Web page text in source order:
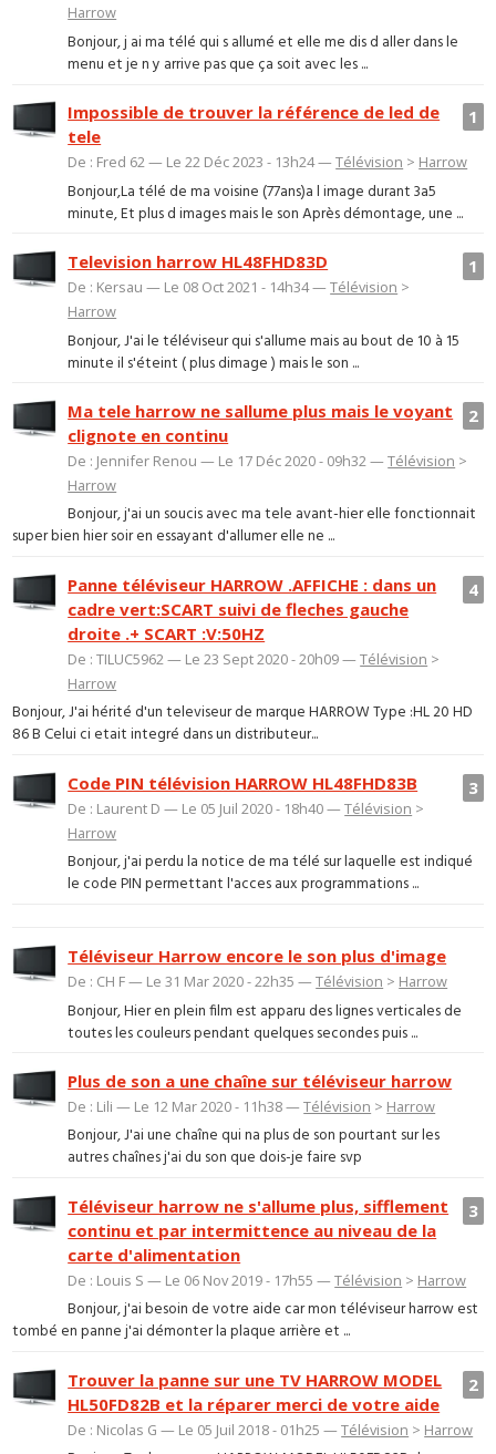
Harrow
Bonjour, j ai ma télé qui s allumé et elle me dis d aller dans le
menu et je n y arrive pas que ça soit avec les ...
1
Impossible de trouver la référence de led de
tele
De : Fred 62 — Le 22 Déc 2023 - 13h24 —Télévision > Harrow
Bonjour,La télé de ma voisine (77ans)a l image durant 3a5
minute, Et plus d images mais le son Après démontage, une ...
1
Television harrow HL48FHD83D
De : Kersau — Le 08 Oct 2021 - 14h34 —Télévision >
Harrow
Bonjour, J'ai le téléviseur qui s'allume mais au bout de 10 à 15
minute il s'éteint ( plus dimage ) mais le son ...
2
Ma tele harrow ne sallume plus mais le voyant
clignote en continu
De : Jennifer Renou — Le 17 Déc 2020 - 09h32 —Télévision >
Harrow
Bonjour, j'ai un soucis avec ma tele avant-hier elle fonctionnait
super bien hier soir en essayant d'allumer elle ne ...
4
Panne téléviseur HARROW .AFFICHE : dans un
cadre vert:SCART suivi de fleches gauche
droite .+ SCART :V:50HZ
De : TILUC5962 — Le 23 Sept 2020 - 20h09 —Télévision >
Harrow
Bonjour, J'ai hérité d'un televiseur de marque HARROW Type :HL 20 HD
86 B Celui ci etait integré dans un distributeur...
3
Code PIN télévision HARROW HL48FHD83B
De : Laurent D — Le 05 Juil 2020 - 18h40 —Télévision >
Harrow
Bonjour, j'ai perdu la notice de ma télé sur laquelle est indiqué
le code PIN permettant l'acces aux programmations ...
Téléviseur Harrow encore le son plus d'image
De : CH F — Le 31 Mar 2020 - 22h35 —Télévision > Harrow
Bonjour, Hier en plein film est apparu des lignes verticales de
toutes les couleurs pendant quelques secondes puis ...
Plus de son a une chaîne sur téléviseur harrow
De : Lili — Le 12 Mar 2020 - 11h38 —Télévision > Harrow
Bonjour, J'ai une chaîne qui na plus de son pourtant sur les
autres chaînes j'ai du son que dois-je faire svp
3
Téléviseur harrow ne s'allume plus, sifflement
continu et par intermittence au niveau de la
carte d'alimentation
De : Louis S — Le 06 Nov 2019 - 17h55 —Télévision > Harrow
Bonjour, j'ai besoin de votre aide car mon téléviseur harrow est
tombé en panne j'ai démonter la plaque arrière et ...
2
Trouver la panne sur une TV HARROW MODEL
HL50FD82B et la réparer merci de votre aide
De : Nicolas G — Le 05 Juil 2018 - 01h25 —Télévision > Harrow